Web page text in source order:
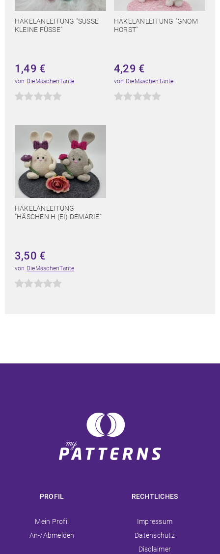
HÄKELANLEITUNG "SÜSSE K
LEINE FÜSSE"
1,49 €
von DieMaschenTante
HÄKELANLEITUNG "GNOM
HORST"
4,29 €
von DieMaschenTante
HÄKELANLEITUNG
"HÄSCHEN H (EI) DEMARIE"
3,50 €
von DieMaschenTante
PROFIL
Navigation
überspringen
Mein Profil
An-/Abmelden
RECHTLICHES
Navigation
überspringen
Impressum
Datenschutz
Disclaimer